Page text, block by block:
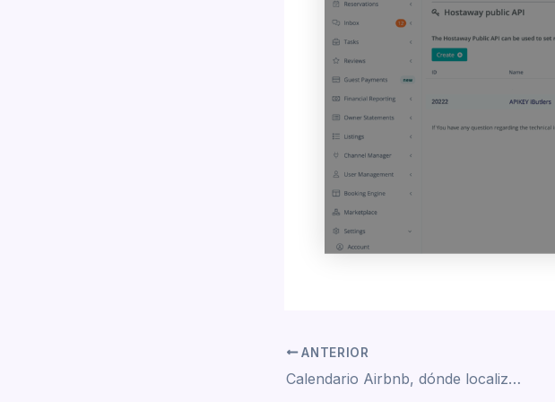
ANTERIOR
Calendario Airbnb, dónde localizarlo